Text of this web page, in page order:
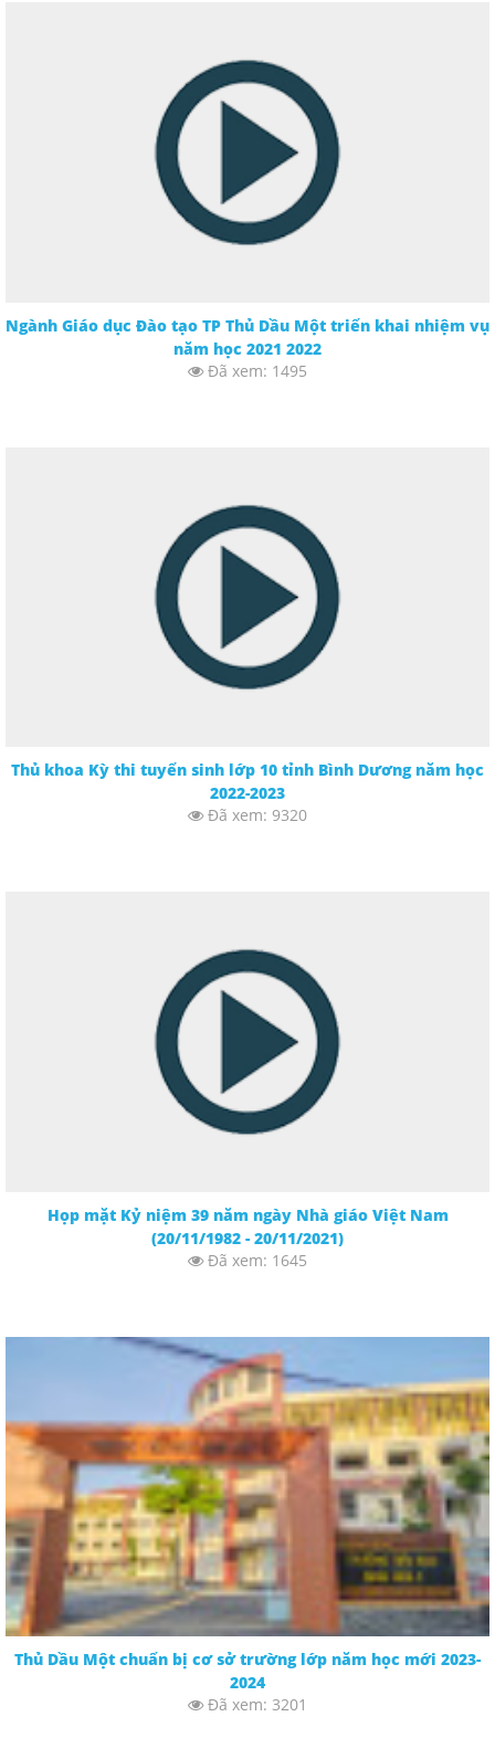
Ngành Giáo dục Đào tạo TP Thủ Dầu Một triển khai nhiệm vụ
năm học 2021 2022
Đã xem: 1495
Thủ khoa Kỳ thi tuyển sinh lớp 10 tỉnh Bình Dương năm học
2022-2023
Đã xem: 9320
Họp mặt Kỷ niệm 39 năm ngày Nhà giáo Việt Nam
(20/11/1982 - 20/11/2021)
Đã xem: 1645
Thủ Dầu Một chuẩn bị cơ sở trường lớp năm học mới 2023-
2024
Đã xem: 3201